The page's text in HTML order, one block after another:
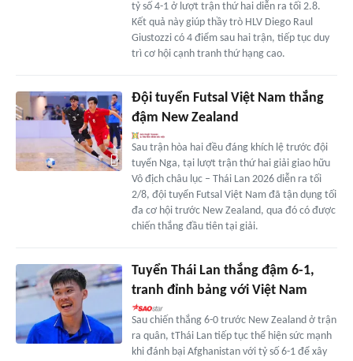
tỷ số 4-1 ở lượt trận thứ hai diễn ra tối 2.8.
Kết quả này giúp thầy trò HLV Diego Raul
Giustozzi có 4 điểm sau hai trận, tiếp tục duy
trì cơ hội cạnh tranh thứ hạng cao.
Đội tuyển Futsal Việt Nam thắng
đậm New Zealand
Sau trận hòa hai đều đáng khích lệ trước đội
tuyển Nga, tại lượt trận thứ hai giải giao hữu
Vô địch châu lục – Thái Lan 2026 diễn ra tối
2/8, đội tuyển Futsal Việt Nam đã tận dụng tối
đa cơ hội trước New Zealand, qua đó có được
chiến thắng đầu tiên tại giải.
Tuyển Thái Lan thắng đậm 6-1,
tranh đỉnh bảng với Việt Nam
Sau chiến thắng 6-0 trước New Zealand ở trận
ra quân, tThái Lan tiếp tục thể hiện sức mạnh
khi đánh bại Afghanistan với tỷ số 6-1 để xây